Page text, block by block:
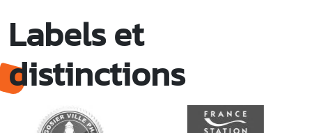
Labels et
distinctions